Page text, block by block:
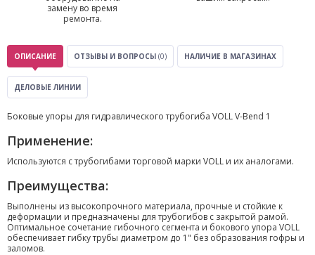
замену во время
ремонта.
ОПИСАНИЕ ОТЗЫВЫ И ВОПРОСЫ (0) НАЛИЧИЕ В МАГАЗИНАХ
ДЕЛОВЫЕ ЛИНИИ
Боковые упоры для гидравлического трубогиба VOLL V-Bend 1
Применение:
Используются с трубогибами торговой марки VOLL и их аналогами.
Преимущества:
Выполнены из высокопрочного материала, прочные и стойкие к
деформации и предназначены для трубогибов с закрытой рамой.
Оптимальное сочетание гибочного сегмента и бокового упора VOLL
обеспечивает гибку трубы диаметром до 1" без образования гофры и
заломов.